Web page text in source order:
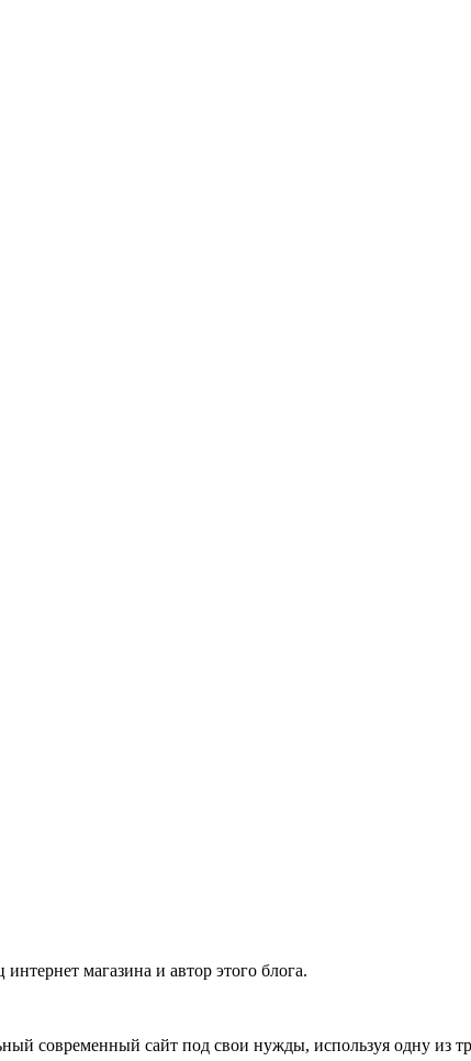
магазина и автор этого блога.
современный сайт под свои нужды, используя одну из